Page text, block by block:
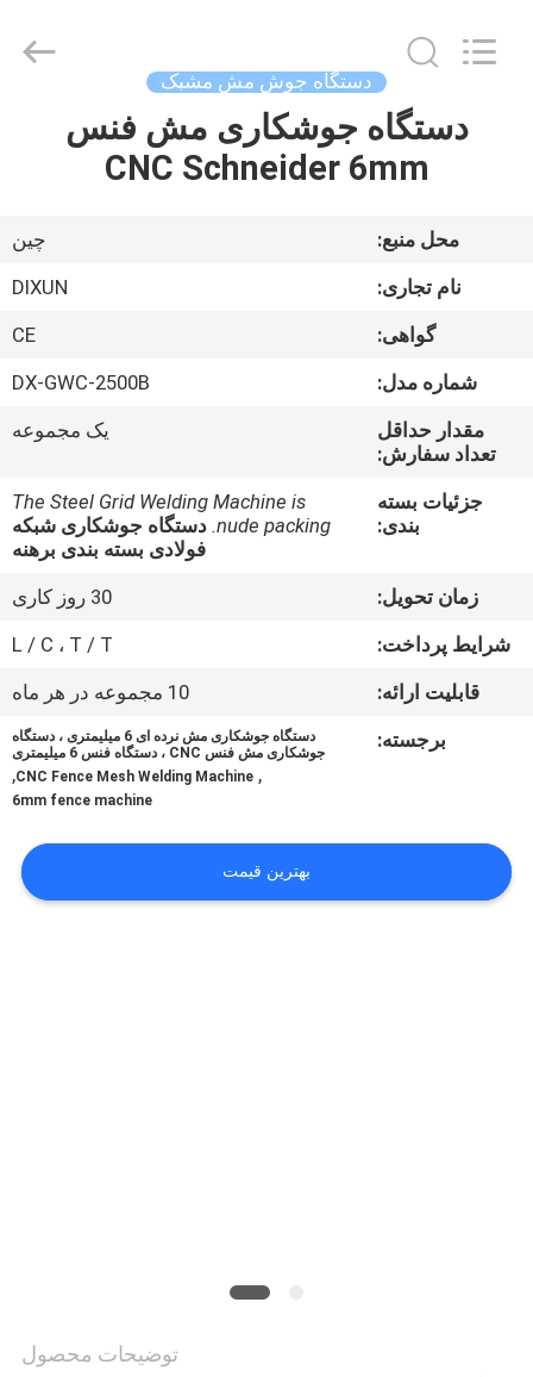
صفحه
محصولات
مجازی
کارخانه
کنترل
کیفیت
ما
تماس
Products
دستگاه جوش مش مشبک
دستگاه جوشکاری مش فنس
CNC Schneider 6mm
محل منبع:
چین
نام تجاری:
DIXUN
گواهی:
CE
شماره مدل:
DX-GWC-2500B
مقدار حداقل
تعداد سفارش:
یک مجموعه
جزئیات بسته
بندی:
The Steel Grid Welding Machine is
nude packing. دستگاه جوشکاری شبکه
فولادی بسته بندی برهنه
زمان تحویل:
30 روز کاری
شرایط پرداخت:
L / C ، T / T
قابلیت ارائه:
10 مجموعه در هر ماه
برجسته:
دستگاه جوشکاری مش نرده ای 6 میلیمتری ، دستگاه
جوشکاری مش فنس CNC ، دستگاه فنس 6 میلیمتری
,
CNC Fence Mesh Welding Machine
,
6mm fence machine
بهترین قیمت
توضیحات محصول